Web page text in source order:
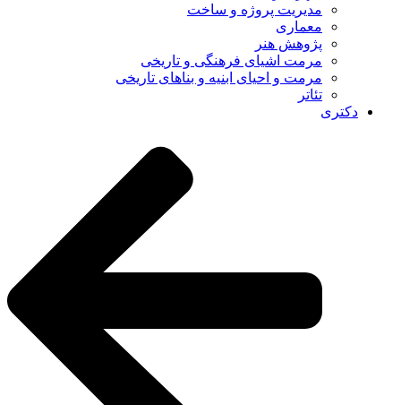
مدیریت پروژه و ساخت
معماری
پژوهش هنر
مرمت اشیای فرهنگی و تاریخی
مرمت و احیای ابنیه و بناهای تاریخی
تئاتر
دکتری